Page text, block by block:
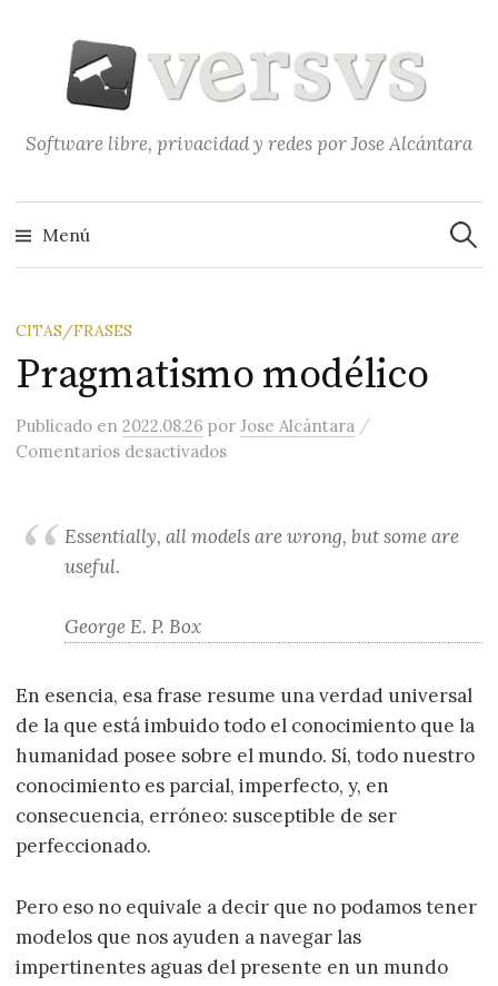
contenido
Software libre, privacidad y redes por Jose Alcántara
Menú
CITAS/FRASES
Pragmatismo modélico
Publicado en2022.08.26 porJose Alcántara /
Comentarios desactivadosen Pragmatismo modélico
Essentially, all models are wrong, but some are
useful.
George E. P. Box
En esencia, esa frase resume una verdad universal
de la que está imbuido todo el conocimiento que la
humanidad posee sobre el mundo. Sí, todo nuestro
conocimiento es parcial, imperfecto, y, en
consecuencia, erróneo: susceptible de ser
perfeccionado.
Pero eso no equivale a decir que no podamos tener
modelos que nos ayuden a navegar las
impertinentes aguas del presente en un mundo